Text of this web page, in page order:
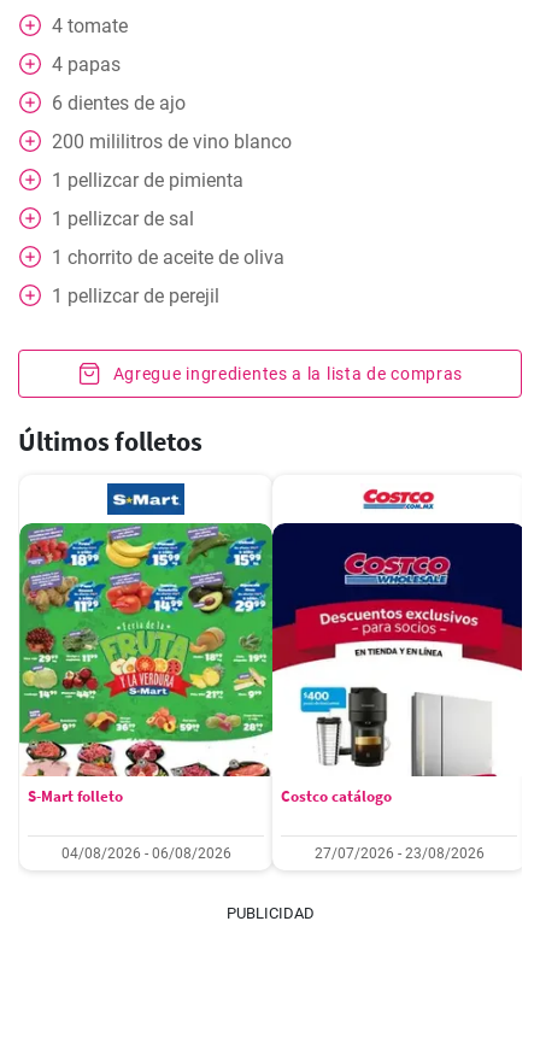
4 tomate
4 papas
6 dientes de ajo
200 mililitros de vino blanco
1 pellizcar de pimienta
1 pellizcar de sal
1 chorrito de aceite de oliva
1 pellizcar de perejil
Agregue ingredientes a la lista de compras
Últimos folletos
S-Mart folleto
04/08/2026 - 06/08/2026
Costco catálogo
27/07/2026 - 23/08/2026
PUBLICIDAD